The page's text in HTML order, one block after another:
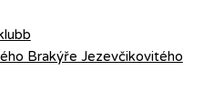
Brakýře Jezevčikovitého